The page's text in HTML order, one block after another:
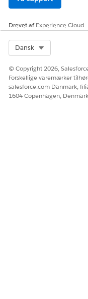
Drevet afExperience Cloud
Dansk
© Copyright 2026,
Forskellige varemærker
salesforce.com Danmark,
1604 Copenhagen, Denmark